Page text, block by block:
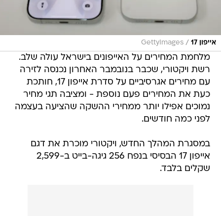
אייפון 17 /
GettyImages
מלחמת המחירים על האייפונים בישראל עולה שלב.
רשת ויקטורי, שכבר בנובמבר האחרון נכנסה לזירה
עם מחירים אגרסיביים על סדרת אייפון 17, חותכת
כעת את המחירים פעם נוספת - ומציבה תגי מחיר
נמוכים אפילו יותר ממחירי ההשקה שהציעה בעצמה
לפני כמה חודשים.
במסגרת המהלך החדש, ויקטורי מוכרת את דגם
אייפון 17 הבסיסי בנפח 256 גיגה-בייט ב-2,599
שקלים בלבד.